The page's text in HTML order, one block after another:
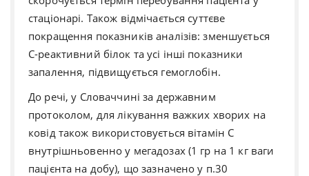
стаціонарі. Також відмічається суттєве
покращення показників аналізів: зменшується
С-реактивний білок та усі інші показники
запалення, підвищується гемоглобін.
До речі, у Словаччині за державним
протоколом, для лікування важких хворих на
ковід також використовується вітамін С
внутрішньовенно у мегадозах (1 гр на 1 кг ваги
пацієнта на добу), що зазначено у п.30